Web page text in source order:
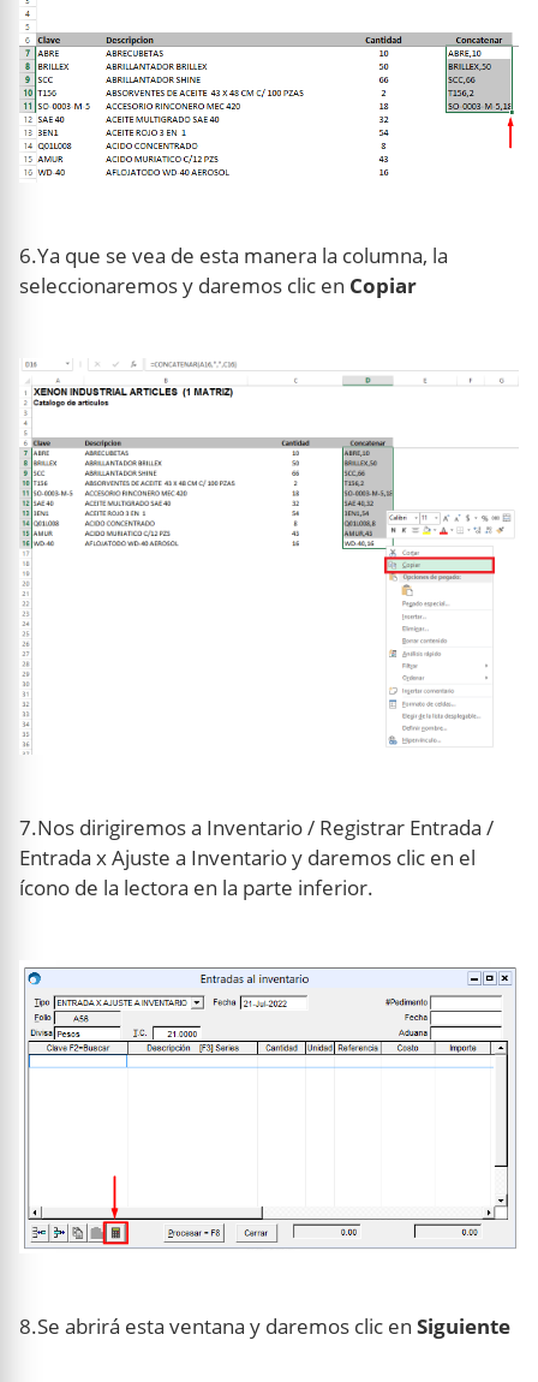
6.Ya que se vea de esta manera la columna, la
seleccionaremos y daremos clic en Copiar
7.Nos dirigiremos a Inventario / Registrar Entrada /
Entrada x Ajuste a Inventario y daremos clic en el
ícono de la lectora en la parte inferior.
8.Se abrirá esta ventana y daremos clic en Siguiente